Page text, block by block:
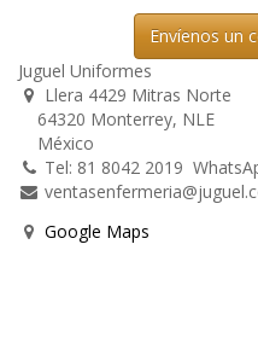
Envíenos un
Juguel Uniformes
Llera 4429 Mitras Norte
64320 Monterrey, NLE
México
Tel: 81 8042 2019
Google Maps